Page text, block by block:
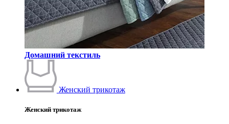
Домашний текстиль
Женский трикотаж
Женский трикотаж